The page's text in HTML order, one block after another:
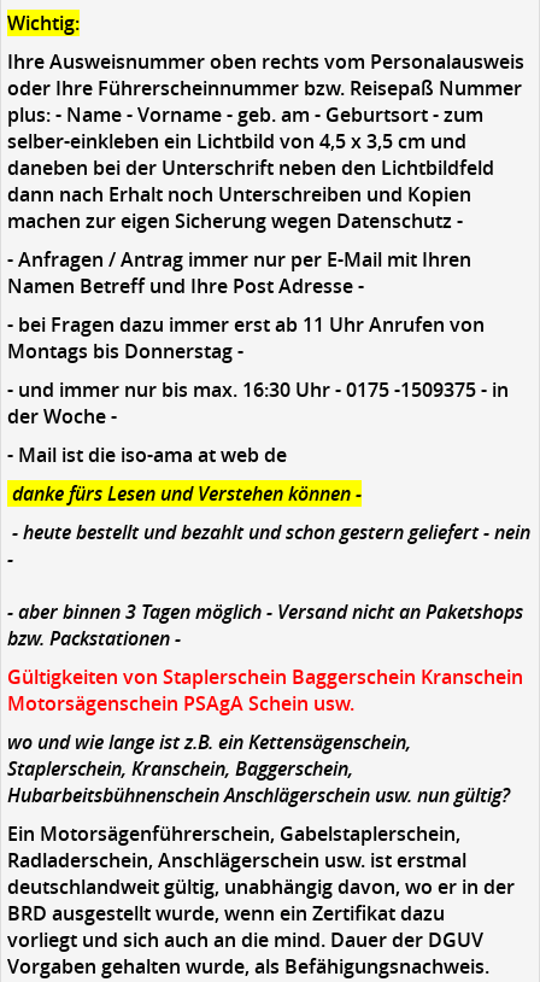
Wichtig:
Ihre Ausweisnummer oben rechts vom Personalausweis
oder Ihre Führerscheinnummer bzw. Reisepaß Nummer
plus: - Name - Vorname - geb. am - Geburtsort - zum
selber-einkleben ein Lichtbild von 4,5 x 3,5 cm und
daneben bei der Unterschrift neben den Lichtbildfeld
dann nach Erhalt noch Unterschreiben und Kopien
machen zur eigen Sicherung wegen Datenschutz -
- Anfragen / Antrag immer nur per E-Mail mit Ihren
Namen Betreff und Ihre Post Adresse -
- bei Fragen dazu immer erst ab 11 Uhr Anrufen von
Montags bis Donnerstag -
- und immer nur bis max. 16:30 Uhr - 0175 -1509375 - in
der Woche -
- Mail ist die iso-ama at web de
danke fürs Lesen und Verstehen können -
- heute bestellt und bezahlt und schon gestern geliefert - nein
-
- aber binnen 3 Tagen möglich - Versand nicht an Paketshops
bzw. Packstationen -
Gültigkeiten von Staplerschein Baggerschein Kranschein
Motorsägenschein PSAgA Schein usw.
wo und wie lange ist z.B. ein Kettensägenschein,
Staplerschein, Kranschein, Baggerschein,
Hubarbeitsbühnenschein Anschlägerschein usw. nungültig?
Ein Motorsägenführerschein, Gabelstaplerschein,
Radladerschein, Anschlägerschein usw. ist erstmal
deutschlandweit gültig, unabhängig davon, wo er in der
BRD ausgestellt wurde, wenn ein Zertifikat dazu
vorliegt und sich auch an die mind. Dauer der DGUV
Vorgaben gehalten wurde,als Befähigungsnachweis.